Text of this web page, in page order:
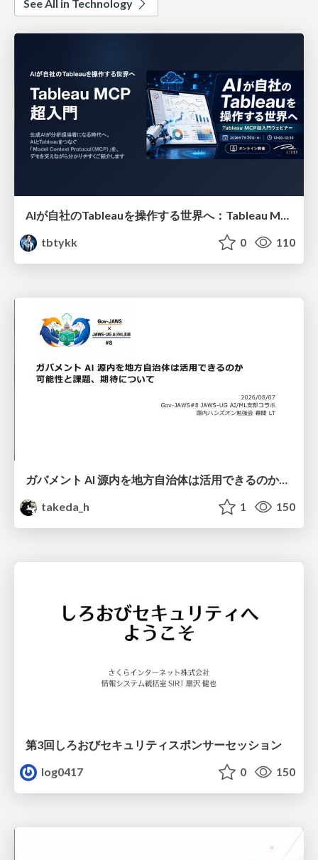
See All in Technology
AIが自社のTableauを操作する世界へ：Tableau MCP超入門
tbtykk
0 110
ガバメント AI 源内を地方自治体は活用できるのか 可能性と課題、期待について
takeda_h
1 150
第3回しろおびセキュリティスポンサーセッション
log0417
0 150